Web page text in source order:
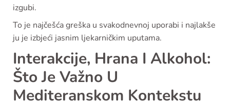
izgubi.
To je najčešća greška u svakodnevnoj uporabi i najlakše
ju je izbjeći jasnim ljekarničkim uputama.
Interakcije, Hrana I Alkohol:
Što Je Važno U
Mediteranskom Kontekstu